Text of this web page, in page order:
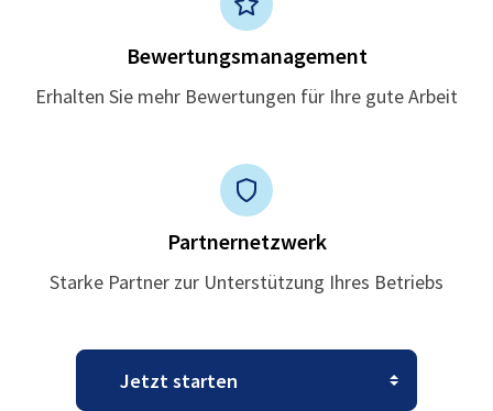
Bewertungsmanagement
Erhalten Sie mehr Bewertungen für Ihre gute Arbeit
Partnernetzwerk
Starke Partner zur Unterstützung Ihres Betriebs